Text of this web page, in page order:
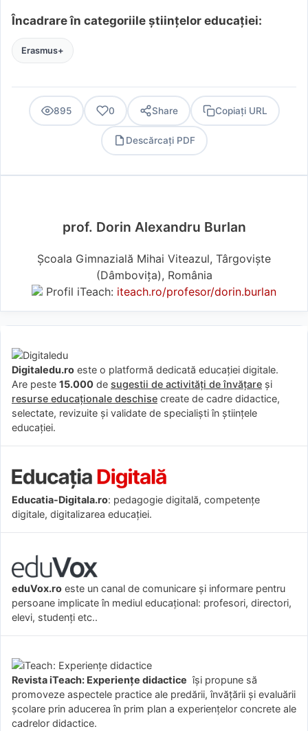
Încadrare în categoriile științelor educației:
Erasmus+
895 0 Share Copiați URL
Descărcați PDF
prof. Dorin Alexandru Burlan
Școala Gimnazială Mihai Viteazul, Târgoviște
(Dâmboviţa), România
Profil iTeach: iteach.ro/profesor/dorin.burlan
Digitaledu.ro este o platformă dedicată educației digitale.
Are peste 15.000 de sugestii de activități de învățare și
resurse educaționale deschise create de cadre didactice,
selectate, revizuite și validate de specialiști în științele
educației.
Educatia-Digitala.ro: pedagogie digitală, competențe
digitale, digitalizarea educației.
eduVox.ro este un canal de comunicare și informare pentru
persoane implicate în mediul educațional: profesori, directori,
elevi, studenți etc..
Revista iTeach: Experienţe didactice îşi propune să
promoveze aspectele practice ale predării, învăţării şi evaluării
şcolare prin aducerea în prim plan a experienţelor concrete ale
cadrelor didactice.